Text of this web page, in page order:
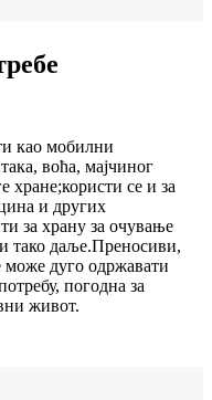
као мобилни
воћа, мајчиног
хране;користи се и за
и других
за храну за очување
тако даље.Преносиви,
може дуго одржавати
погодна за
живот.